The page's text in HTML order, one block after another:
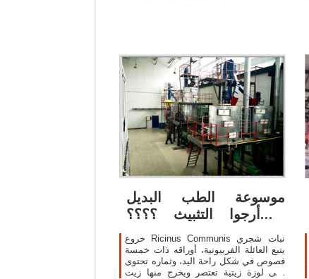
موسوعة الطب البديل
أرجوا التثبيث ؟؟؟؟ |
Page 2 | منتدى
خروع Ricinus Communis نبات شجري
يتبع العائلة الفربيونية، أوراقه ذات خمسة
فصوص في شكل راحة اليد، وثماره تحتوى
على لوزة زيتية تعتصر ويخرج منها زيت